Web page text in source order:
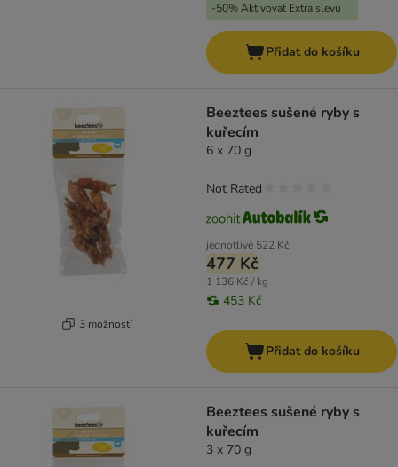
-50% Aktivovat Extra slevu
Přidat do košíku
3 možností
Beeztees sušené ryby s
kuřecím
6 x 70 g
jednotlivě 522 Kč
477 Kč
1 136 Kč / kg
453 Kč
Not Rated
Přidat do košíku
Beeztees sušené ryby s
kuřecím
3 x 70 g